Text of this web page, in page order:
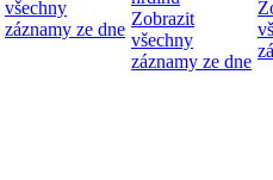
všechny
záznamy ze dne
Zobrazit
všechny
záznamy ze dne